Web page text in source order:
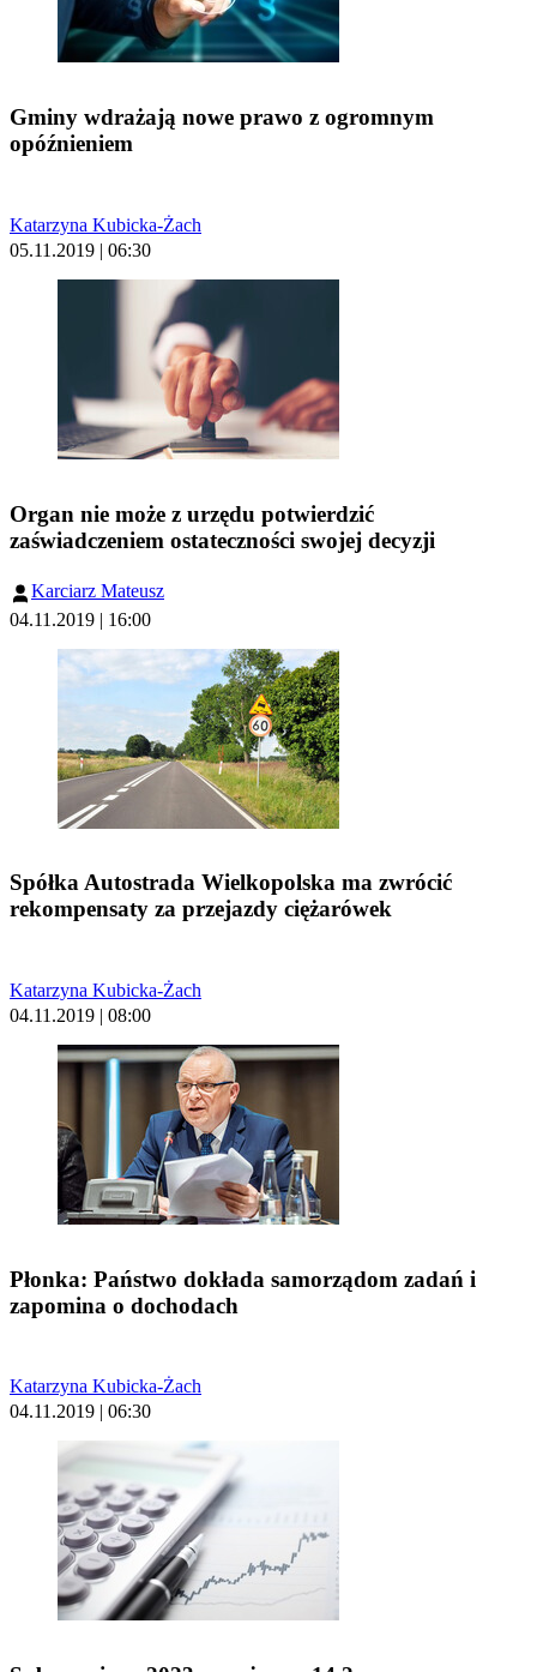
Gminy wdrażają nowe prawo z ogromnym
opóźnieniem
Katarzyna Kubicka-Żach
05.11.2019 | 06:30
Organ nie może z urzędu potwierdzić
zaświadczeniem ostateczności swojej decyzji
Karciarz Mateusz
04.11.2019 | 16:00
Spółka Autostrada Wielkopolska ma zwrócić
rekompensaty za przejazdy ciężarówek
Katarzyna Kubicka-Żach
04.11.2019 | 08:00
Płonka: Państwo dokłada samorządom zadań i
zapomina o dochodach
Katarzyna Kubicka-Żach
04.11.2019 | 06:30